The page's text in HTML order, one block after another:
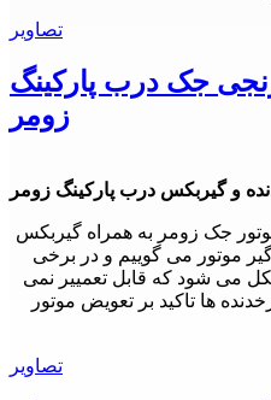
تصاویر
جک درب پارکینگ
زومر
و گیربکس درب پارکینگ زومر
جک زومر به همراه گیربکس
موتور می گوییم و در برخی
می شود که قابل تعمییر نمی
ها تاکید بر تعویض موتور
تصاویر